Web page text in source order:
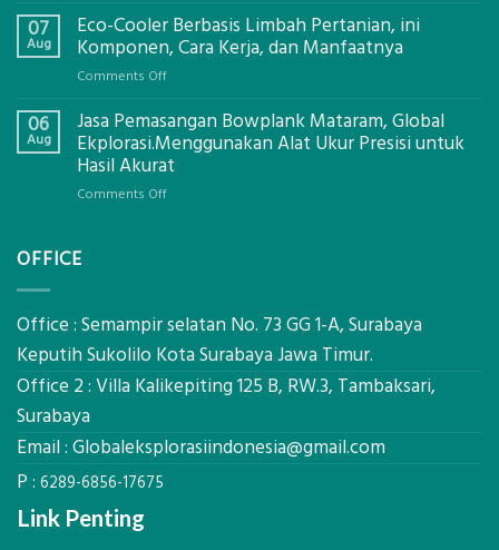
Sondir
Tanah
Eksplorasi
Pastikan
Pondasi
Kokoh
07
Aug
Eco-Cooler Berbasis Limbah Pertanian, ini
Komponen, Cara Kerja, dan Manfaatnya
Comments Offon
Cooler
Berbasis
Limbah
06
Aug
Jasa Pemasangan Bowplank Mataram, Global
Ekplorasi.Menggunakan Alat Ukur Presisi untuk
Hasil Akurat
Comments Offon
Ekplorasi.Menggunakan
Ukur
Presisi
Akurat
OFFICE
Office : Semampir selatan No. 73 GG 1-A, Surabaya
Keputih Sukolilo Kota Surabaya Jawa Timur.
Office 2 : Villa Kalikepiting 125 B, RW.3, Tambaksari,
Surabaya
Email : Globaleksplorasiindonesia@gmail.com
P : 6289-6856-17675
Link Penting